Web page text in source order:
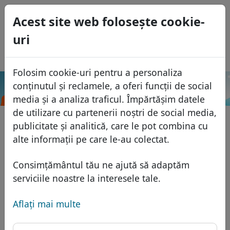
Acest site web foloseşte cookie-
uri
Folosim cookie-uri pentru a personaliza
conținutul și reclamele, a oferi funcții de social
media și a analiza traficul. Împărtășim datele
de utilizare cu partenerii noștri de social media,
publicitate și analitică, care le pot combina cu
alte informații pe care le-au colectat.
Consimțământul tău ne ajută să adaptăm
serviciile noastre la interesele tale.
Aflaţi mai multe
Domenii
Baza domeniilor
Domenii africane
Domenii asiatice
Domenii europene
Domeniile din Orientul Mijlociu
Lista de preţuri
Reduceri
Transfer
Caută
Protecţia ID
Gazduire DNS
FAQ
USD
EUR
GBP
Español
Français
Italiano
Português
Eesti
.diy Caută